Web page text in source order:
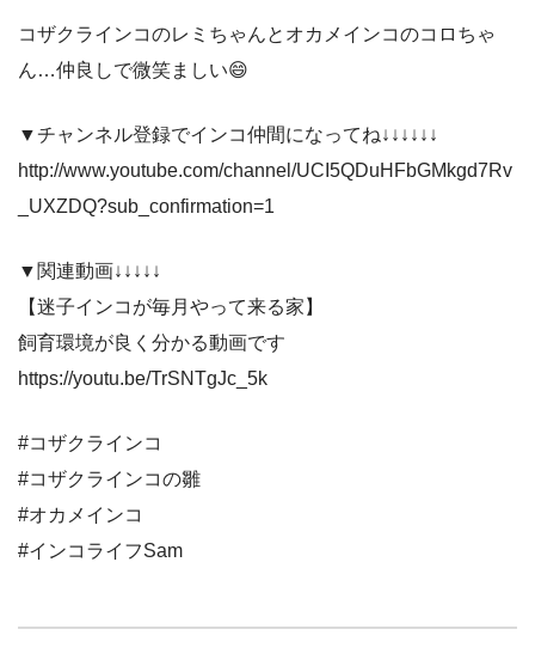
コザクラインコのレミちゃんとオカメインコのコロちゃ
ん…仲良しで微笑ましい😄
▼チャンネル登録でインコ仲間になってね↓↓↓↓↓↓
http://www.youtube.com/channel/UCI5QDuHFbGMkgd7Rv
_UXZDQ?sub_confirmation=1
▼関連動画↓↓↓↓↓
【迷子インコが毎月やって来る家】
飼育環境が良く分かる動画です
https://youtu.be/TrSNTgJc_5k
#コザクラインコ
#コザクラインコの雛
#オカメインコ
#インコライフSam